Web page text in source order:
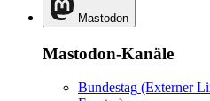
Mastodon
Mastodon-Kanäle
Bundestag (Externer